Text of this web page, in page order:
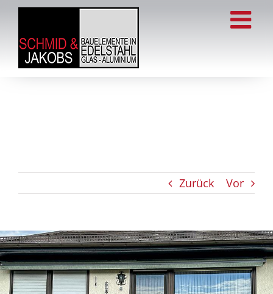
Zum
springen
Zurück Vor